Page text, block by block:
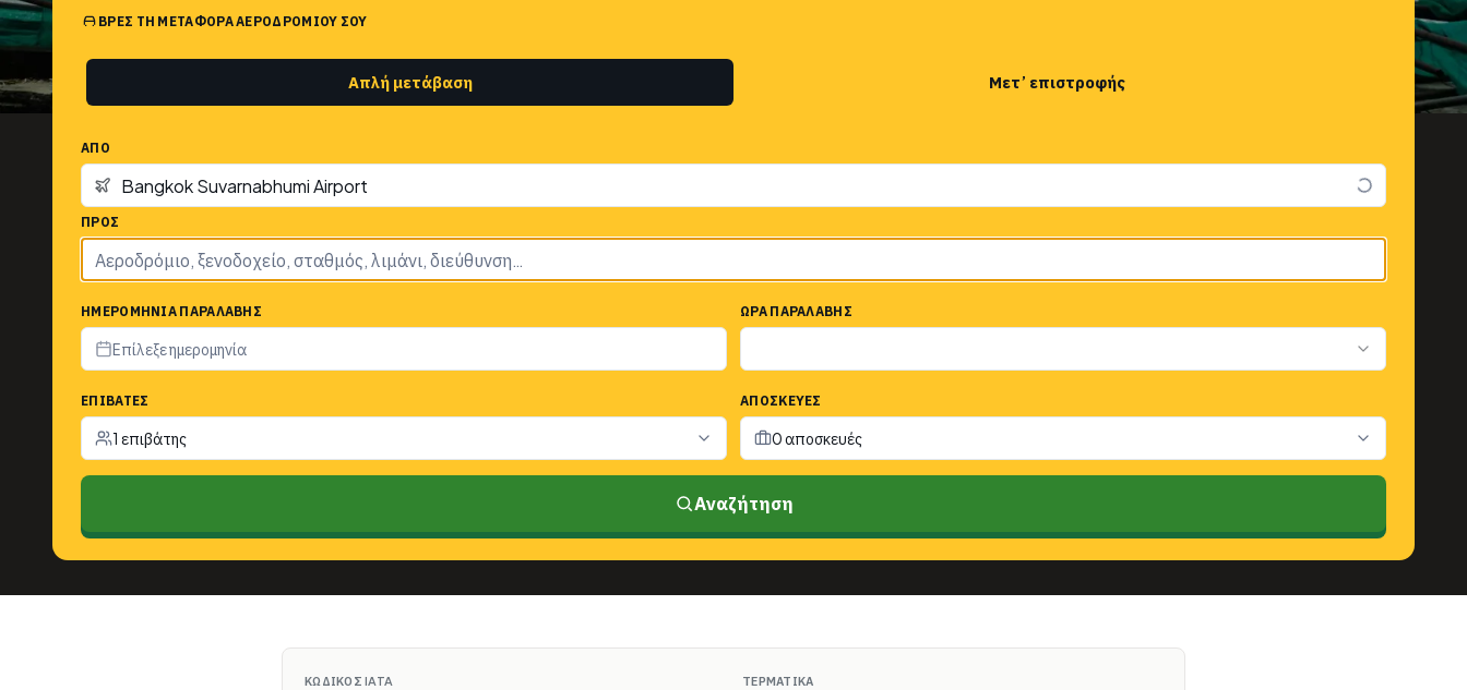
ΒΡΕΣ ΤΗ ΜΕΤΑΦΟΡΆ ΑΕΡΟΔΡΟΜΊΟΥ ΣΟΥ
Απλή μετάβαση Μετ’ επιστροφής
ΑΠΌ
ΠΡΟΣ
ΗΜΕΡΟΜΗΝΊΑ ΠΑΡΑΛΑΒΉΣ
Επίλεξε ημερομηνία
ΏΡΑ ΠΑΡΑΛΑΒΉΣ
ΕΠΙΒΆΤΕΣ
1 επιβάτης
ΑΠΟΣΚΕΥΈΣ
0 αποσκευές
Αναζήτηση
ΚΩΔΙΚΌΣ IATA ΤΕΡΜΑΤΙΚΆ